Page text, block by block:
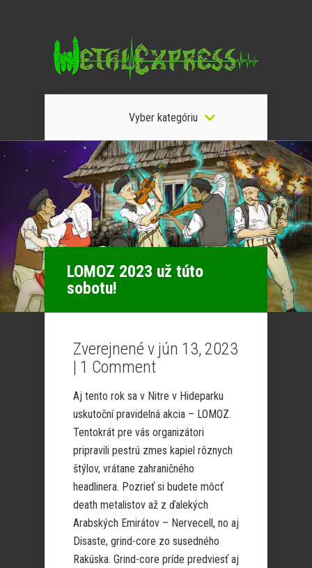
Vyber kategóriu
LOMOZ 2023 už túto
sobotu!
Zverejnené v jún 13, 2023
| 1 Comment
Aj tento rok sa v Nitre v Hideparku
uskutoční pravidelná akcia – LOMOZ.
Tentokrát pre vás organizátori
pripravili pestrú zmes kapiel rôznych
štýlov, vrátane zahraničného
headlinera. Pozrieť si budete môcť
death metalistov až z ďalekých
Arabských Emirátov – Nervecell, no aj
Disaste, grind-core zo susedného
Rakúska. Grind-core príde predviesť aj